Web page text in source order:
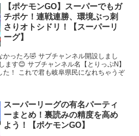
【ポケモンGO】スーパーでもガ
チポケ！連戦連勝、環境ぶっ刺
さりオトシドリ！【スーパーリ
ーグ】
かったろ🤣 サブチャンネル開設しまし
ます😊 サブチャンネル名【とりっぷN】
た！ これで君も岐阜県民になれちゃうぞ
スーパーリーグの有名パーティ
ーまとめ！裏読みの精度を高め
よう！【ポケモンGO】